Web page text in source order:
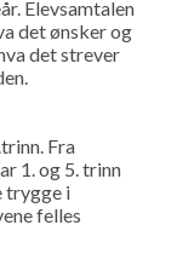
Elevsamtalen
det ønsker og
det strever
Fra
1. og 5. trinn
trygge i
felles